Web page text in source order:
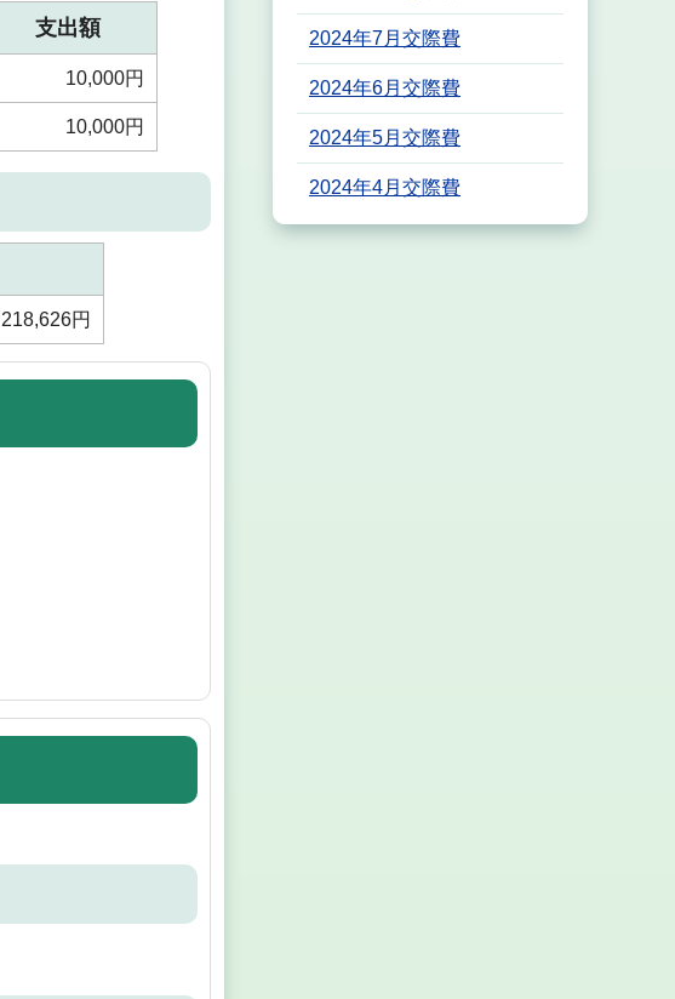
支出額
10,000円
10,000円
218,626円
2024年7月交際費
2024年6月交際費
2024年5月交際費
2024年4月交際費